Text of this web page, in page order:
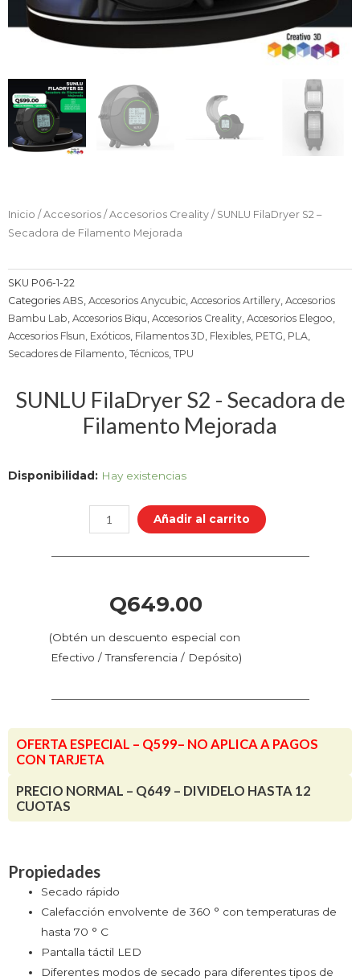
Inicio / Accesorios / Accesorios Creality / SUNLU FilaDryer S2 –
Secadora de Filamento Mejorada
SKU P06-1-22
Categories ABS, Accesorios Anycubic, Accesorios Artillery, Accesorios
Bambu Lab, Accesorios Biqu, Accesorios Creality, Accesorios Elegoo,
Accesorios Flsun, Exóticos, Filamentos 3D, Flexibles, PETG, PLA,
Secadores de Filamento, Técnicos, TPU
SUNLU FilaDryer S2 - Secadora de
Filamento Mejorada
Disponibilidad: Hay existencias
SUNLU
-
Secadora
Filamento
Mejorada
cantidad
Añadir al carrito
Q649.00
(Obtén un descuento especial con
Efectivo / Transferencia / Depósito)
OFERTA ESPECIAL – Q599– NO APLICA A PAGOS
CON TARJETA
PRECIO NORMAL – Q649 – DIVIDELO HASTA 12
CUOTAS
Propiedades
Secado rápido
Calefacción envolvente de 360 ° con temperaturas de
hasta 70 ° C
Pantalla táctil LED
Diferentes modos de secado para diferentes tipos de